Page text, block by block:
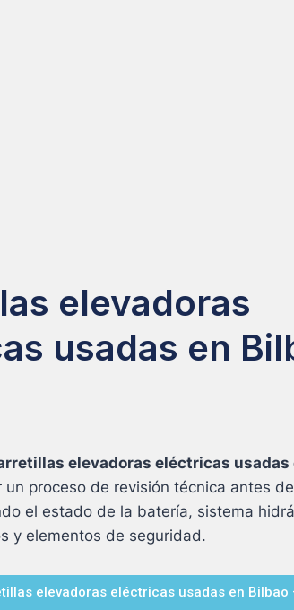
elevadoras
usadas en
elevadoras eléctricas usadas
un proceso de revisión técnica antes
el estado de la batería, sistema
y elementos de seguridad.
elevadoras eléctricas usadas en Bilbao